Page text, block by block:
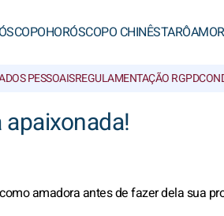
HORÓSCOPO CHINÊSTARÔAMOR
PESSOAISREGULAMENTAÇÃO RGPD
amadora antes de fazer dela sua